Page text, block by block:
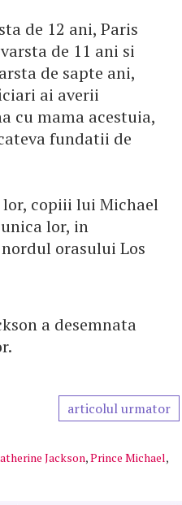
de 12 ani, Paris
de 11 ani si
de sapte ani,
ai averii
cu mama acestuia,
fundatii de
copiii lui Michael
lor, in
orasului Los
a desemnata
articolul urmator
Jackson,Prince Michael,